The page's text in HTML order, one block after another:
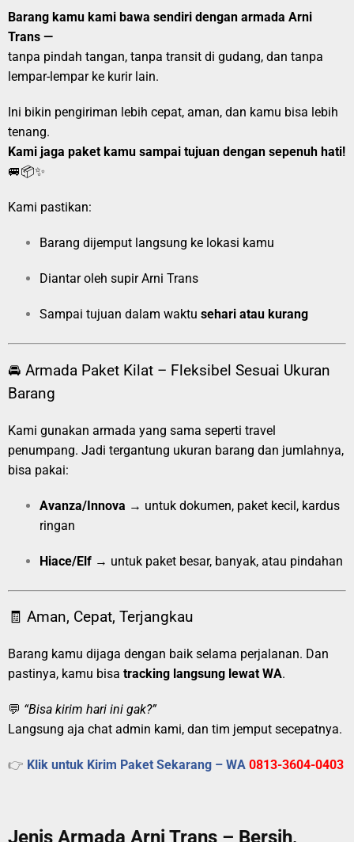
Barang kamu kami bawa sendiri dengan armada Arni
Trans —
tanpa pindah tangan, tanpa transit di gudang, dan tanpa
lempar-lempar ke kurir lain.
Ini bikin pengiriman lebih cepat, aman, dan kamu bisa lebih
tenang.
Kami jaga paket kamu sampai tujuan dengan sepenuh hati!
🚐📦✨
Kami pastikan:
Barang dijemput langsung ke lokasi kamu
Diantar oleh supir Arni Trans
Sampai tujuan dalam waktu sehari atau kurang
🚘 Armada Paket Kilat – Fleksibel Sesuai Ukuran
Barang
Kami gunakan armada yang sama seperti travel
penumpang. Jadi tergantung ukuran barang dan jumlahnya,
bisa pakai:
Avanza/Innova → untuk dokumen, paket kecil, kardus
ringan
Hiace/Elf → untuk paket besar, banyak, atau pindahan
🧾 Aman, Cepat, Terjangkau
Barang kamu dijaga dengan baik selama perjalanan. Dan
pastinya, kamu bisa tracking langsung lewat WA.
💬 “Bisa kirim hari ini gak?”
Langsung aja chat admin kami, dan tim jemput secepatnya.
👉 Klik untuk Kirim Paket Sekarang – WA 0813-3604-0403
Jenis Armada Arni Trans – Bersih,